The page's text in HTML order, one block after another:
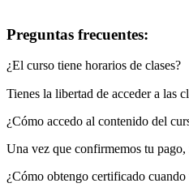
Preguntas frecuentes:
¿El curso tiene horarios de clases?
Tienes la libertad de acceder a las
¿Cómo accedo al contenido del
Una vez que confirmemos tu
¿Cómo obtengo certificado